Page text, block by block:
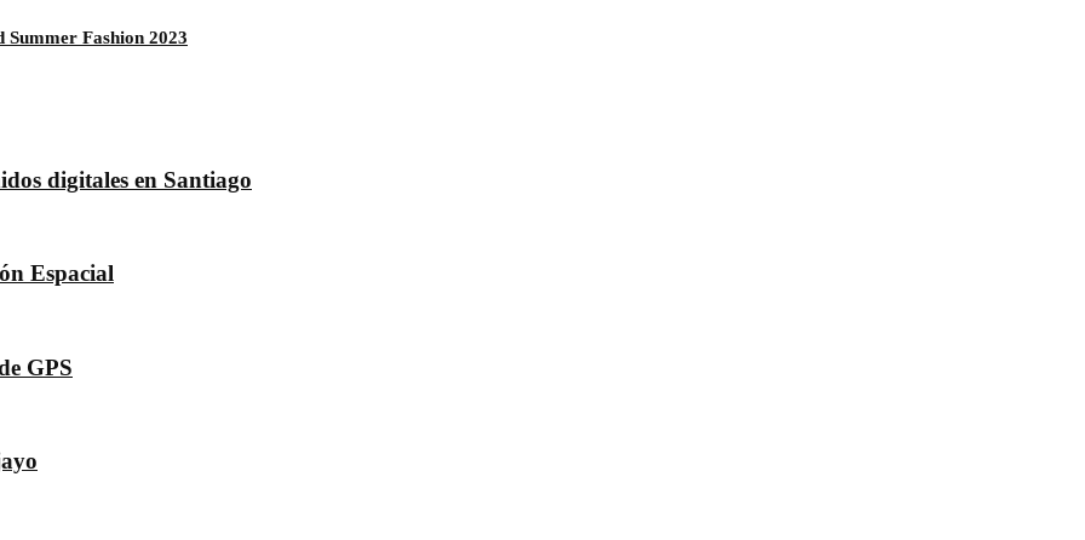
Summer Fashion 2023
digitales en Santiago
Espacial
GPS